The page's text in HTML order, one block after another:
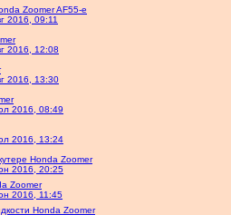
Zoomer AF55-e
2016, 09:11
2016, 12:08
2016, 13:30
2016, 08:49
2016, 13:24
Honda Zoomer
2016, 20:25
Zoomer
2016, 11:45
Honda Zoomer